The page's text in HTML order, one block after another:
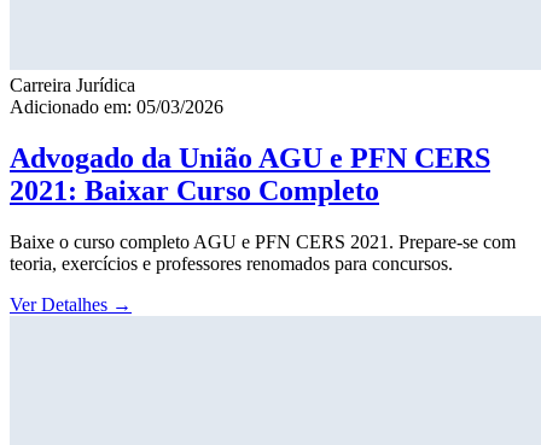
Carreira Jurídica
Adicionado em: 05/03/2026
Advogado da União AGU e PFN CERS
2021: Baixar Curso Completo
Baixe o curso completo AGU e PFN CERS 2021. Prepare-se com
teoria, exercícios e professores renomados para concursos.
Ver Detalhes →